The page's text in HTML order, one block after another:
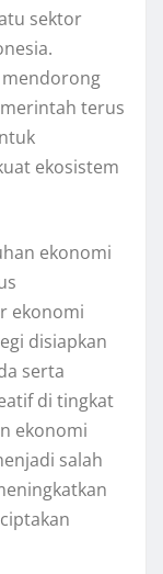
sektor
terus
ekosistem
ekonomi
ekonomi
disiapkan
serta
di tingkat
ekonomi
salah